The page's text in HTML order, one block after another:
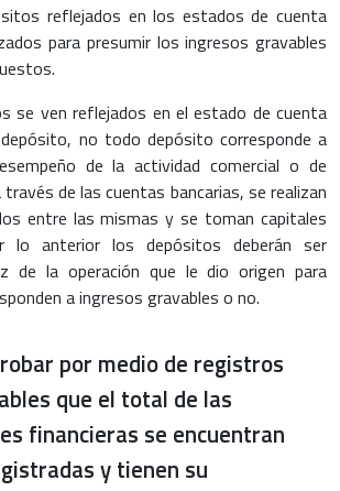
reflejados en los estados de cuenta
para presumir los ingresos gravables
se ven reflejados en el estado de cuenta
no todo depósito corresponde a
de la actividad comercial o de
de las cuentas bancarias, se realizan
entre las mismas y se toman capitales
lo anterior los depósitos deberán ser
de la operación que le dio origen para
a ingresos gravables o no.
por medio de registros
que el total de las
financieras se encuentran
y tienen su